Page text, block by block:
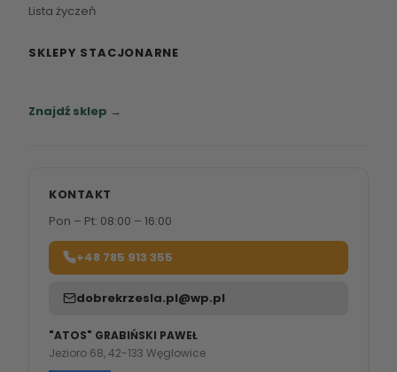
Lista życzeń
SKLEPY STACJONARNE
Znajdź sklep →
KONTAKT
Pon – Pt: 08:00 – 16:00
+48 785 913 355
dobrekrzesla.pl@wp.pl
"ATOS" GRABIŃSKI PAWEŁ
Jezioro 68, 42-133 Węglowice